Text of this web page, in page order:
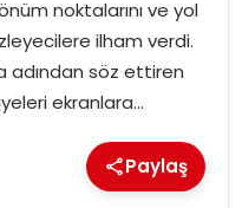
noktalarını ve yol
ilham verdi.
adından söz ettiren
ekranlara…
Paylaş